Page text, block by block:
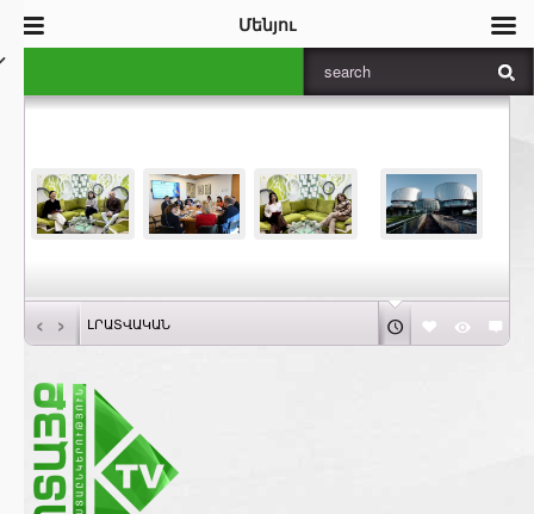
‹ › ԼՐԱՏՎԱԿԱՆ
Մենյու